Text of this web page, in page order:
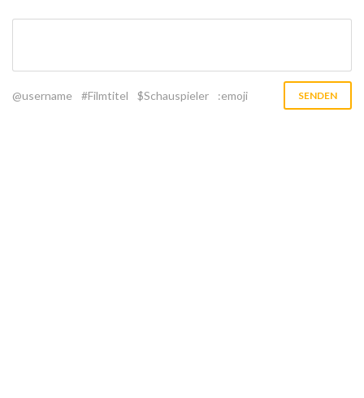
@username #Filmtitel $Schauspieler :emoji